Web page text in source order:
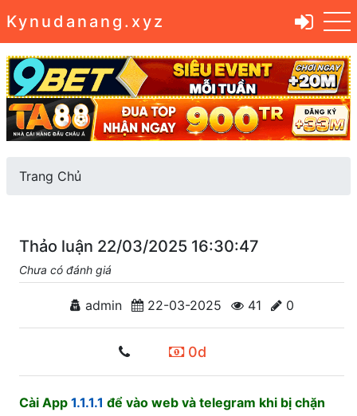
Kynudanang.xyz
Trang Chủ
Thảo luận 22/03/2025 16:30:47
Chưa có đánh giá
admin 22-03-2025 41 0
0d
Cài App 1.1.1.1 để vào web và telegram khi bị chặn